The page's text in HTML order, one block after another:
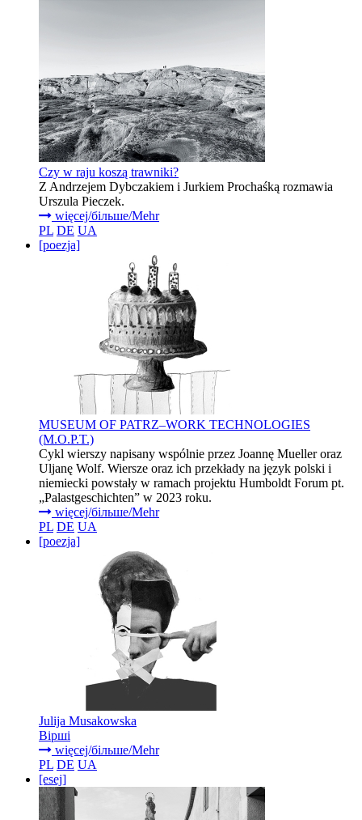
Czy w raju koszą trawniki?
Z Andrzejem Dybczakiem i Jurkiem Prochaśką rozmawia
Urszula Pieczek.
więcej/більше/Mehr
PL DE UA
[poezja]
MUSEUM OF PATRZ–WORK TECHNOLOGIES
(M.O.P.T.)
Cykl wierszy napisany wspólnie przez Joannę Mueller oraz
Uljanę Wolf. Wiersze oraz ich przekłady na język polski i
niemiecki powstały w ramach projektu Humboldt Forum pt.
„Palastgeschichten” w 2023 roku.
więcej/більше/Mehr
PL DE UA
[poezja]
Julija Musakowska
Вірші
więcej/більше/Mehr
PL DE UA
[esej]